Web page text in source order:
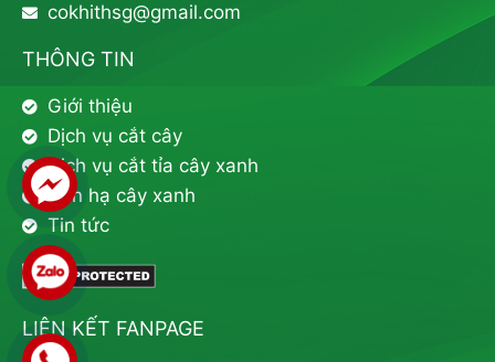
cokhithsg@gmail.com
THÔNG TIN
Giới thiệu
Dịch vụ cắt cây
Dịch vụ cắt tỉa cây xanh
Đốn hạ cây xanh
Tin tức
LIÊN KẾT FANPAGE